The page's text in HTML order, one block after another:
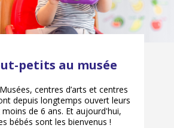
petits au musée
centres d’arts et centres
depuis longtemps ouvert leurs
de 6 ans. Et aujourd'hui,
bébés sont les bienvenus !